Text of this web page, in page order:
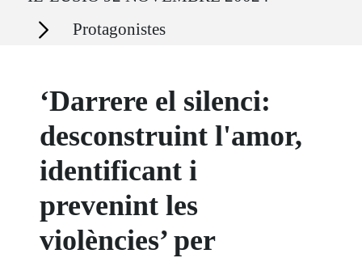
Secciones Protagonistes
‘Darrere el silenci:
desconstruint l'amor,
identificant i
prevenint les
violències’ per